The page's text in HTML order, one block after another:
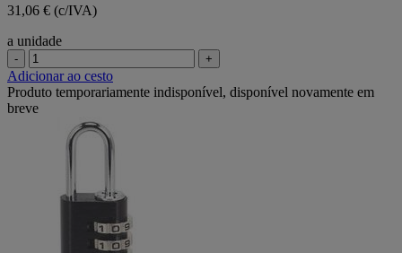
31,06 € (c/IVA)
a unidade
- +
Adicionar ao cesto
Produto temporariamente indisponível, disponível novamente em
breve